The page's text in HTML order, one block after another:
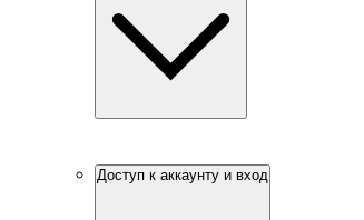
Доступ к аккаунту и вход